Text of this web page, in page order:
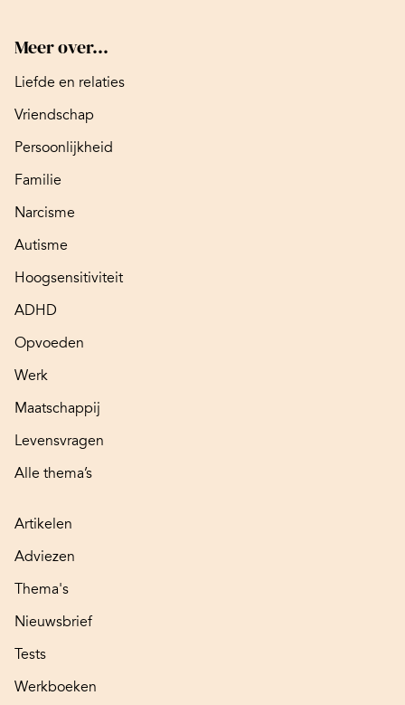
Meer over...
Liefde en relaties
Vriendschap
Persoonlijkheid
Familie
Narcisme
Autisme
Hoogsensitiviteit
ADHD
Opvoeden
Werk
Maatschappij
Levensvragen
Alle thema’s
Artikelen
Adviezen
Thema's
Nieuwsbrief
Tests
Werkboeken